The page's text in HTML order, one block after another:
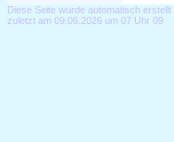
Diese Seite wurde automatisch
zuletzt am 09.06.2026 um 07 Uhr 09